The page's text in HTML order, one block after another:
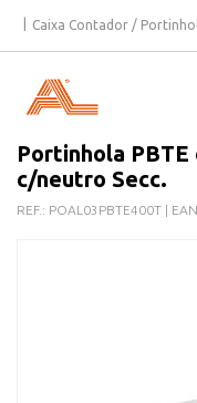
Caixa Contador /
Portinhola PBTE
c/neutro Secc.
REF.: POAL03PBTE400T |